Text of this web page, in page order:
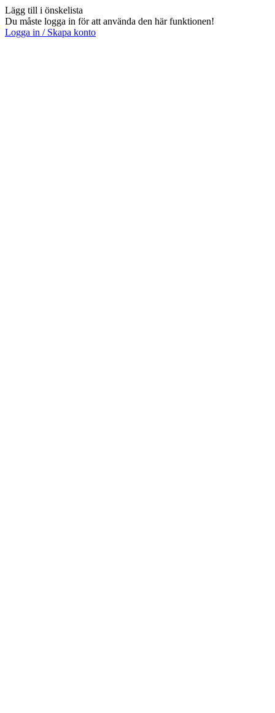
Lägg till i önskelista
Du måste logga in för att använda den här funktionen!
Logga in / Skapa konto